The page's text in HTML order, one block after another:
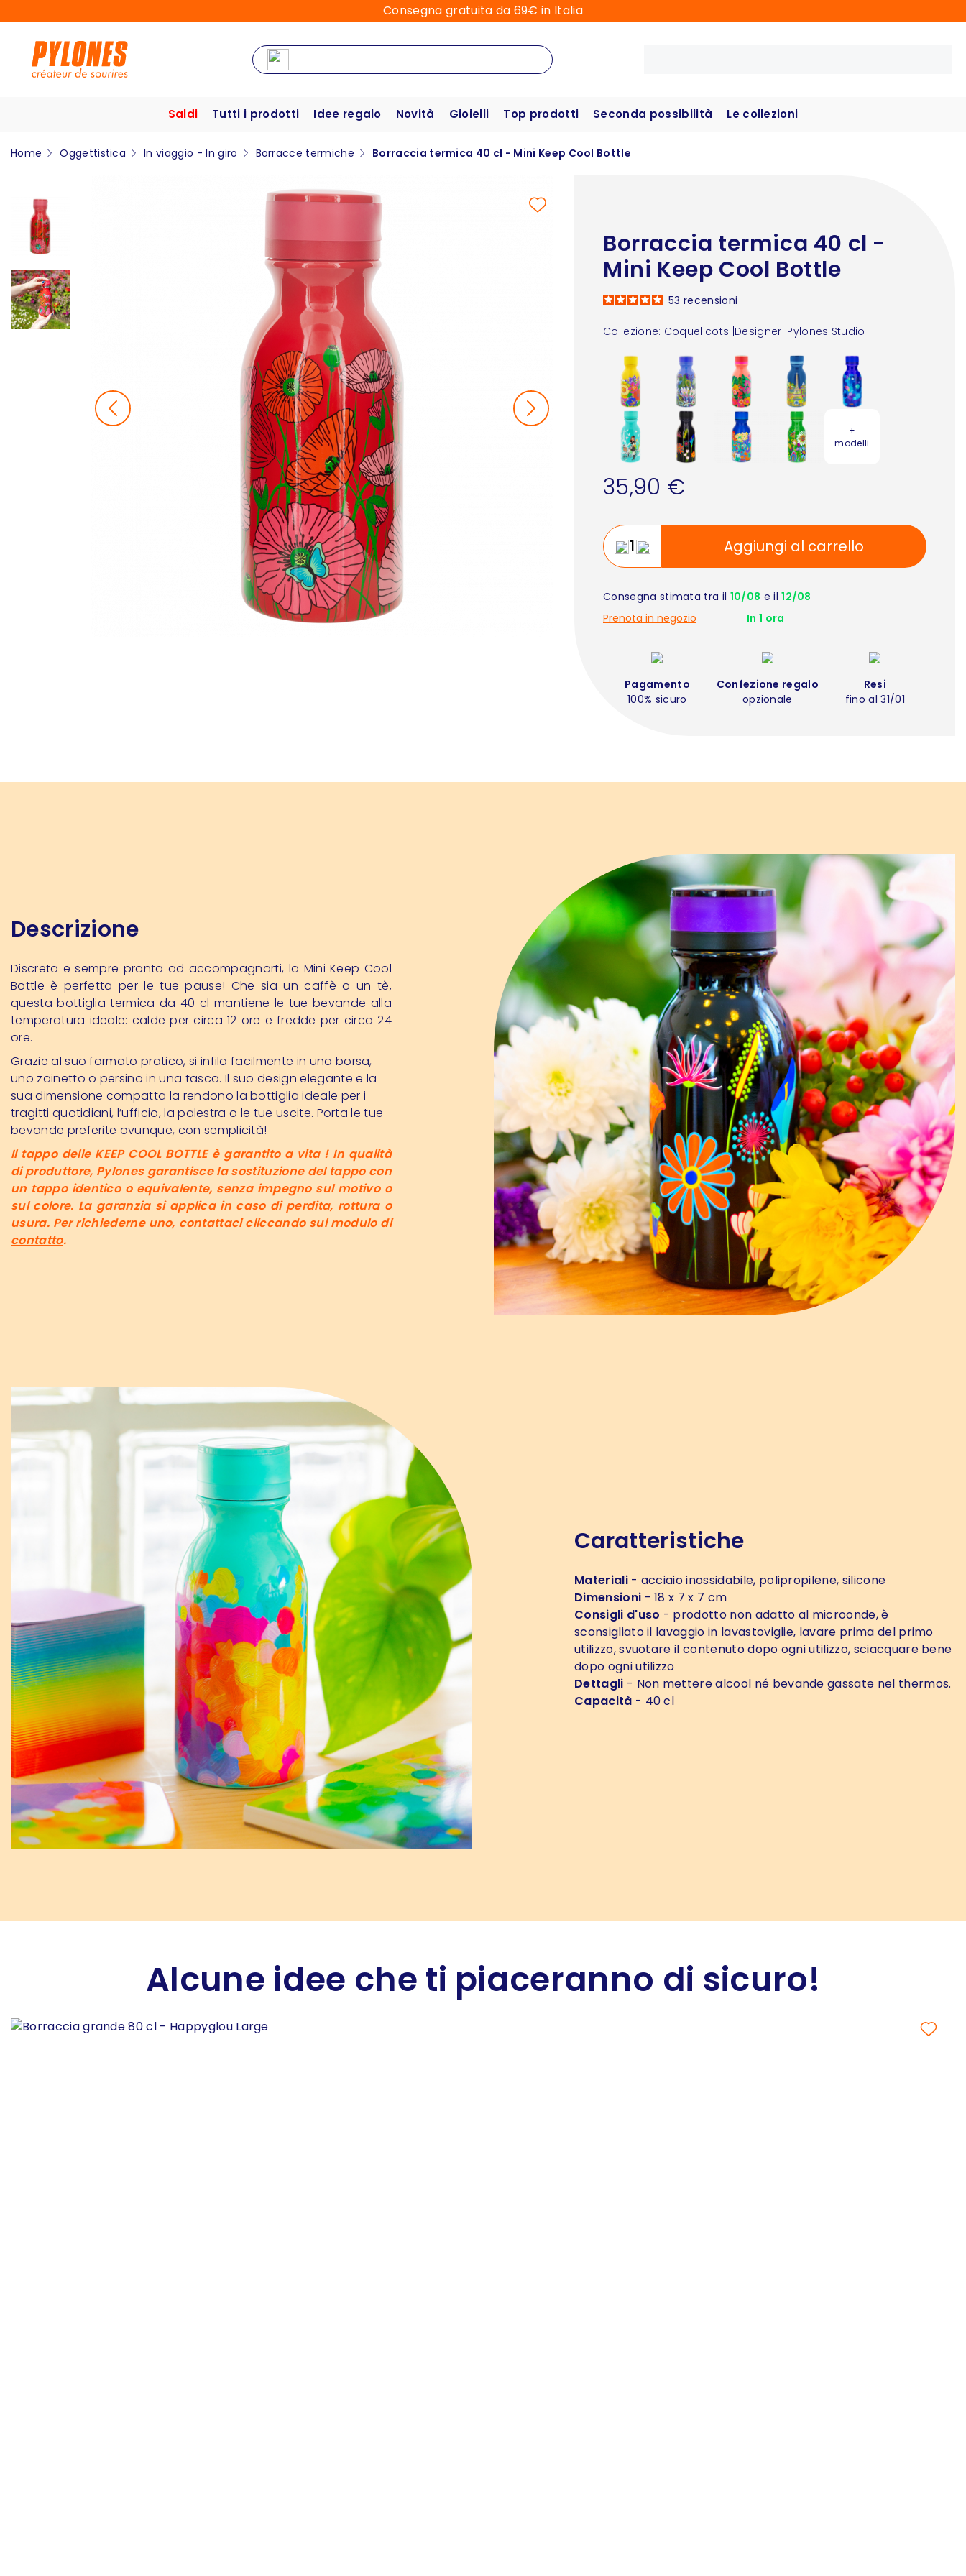
Consegna gratuita da 69€ in Italia
Saldi Tutti i prodotti Idee regalo Novità Gioielli Top prodotti Seconda possibilità Le collezioni
Home Oggettistica In viaggio - In giro Borracce termiche Borraccia termica 40 cl - Mini Keep Cool Bottle
Borraccia termica 40 cl -
Mini Keep Cool Bottle
Collezione: Coquelicots Designer: Pylones Studio
53 recensioni
+
modelli
35,90 €
Aggiungi al carrello
Consegna stimata tra il 10/08 e il12/08
Prenota in negozio
In 1 ora
Pagamento
100% sicuro
Confezione regalo
opzionale
Resi
fino al 31/01
Descrizione
Discreta e sempre pronta ad accompagnarti, la Mini Keep Cool
Bottle è perfetta per le tue pause! Che sia un caffè o un tè,
questa bottiglia termica da 40 cl mantiene le tue bevande alla
temperatura ideale: calde per circa 12 ore e fredde per circa 24
ore.
Grazie al suo formato pratico, si infila facilmente in una borsa,
uno zainetto o persino in una tasca. Il suo design elegante e la
sua dimensione compatta la rendono la bottiglia ideale per i
tragitti quotidiani, l’ufficio, la palestra o le tue uscite. Porta le tue
bevande preferite ovunque, con semplicità!
Il tappo delle KEEP COOL BOTTLE è garantito a vita ! In qualità
di produttore, Pylones garantisce la sostituzione del tappo con
un tappo identico o equivalente, senza impegno sul motivo o
sul colore. La garanzia si applica in caso di perdita, rottura o
usura. Per richiederne uno, contattaci cliccando sulmodulo di
contatto.
Caratteristiche
Materiali- acciaio inossidabile, polipropilene, silicone
Dimensioni - 18 x 7 x 7 cm
Consigli d'uso - prodotto non adatto al microonde, è
sconsigliato il lavaggio in lavastoviglie, lavare prima del primo
utilizzo, svuotare il contenuto dopo ogni utilizzo, sciacquare bene
dopo ogni utilizzo
Dettagli - Non mettere alcool né bevande gassate nel thermos.
Capacità - 40 cl
Alcune idee che ti piaceranno di sicuro!